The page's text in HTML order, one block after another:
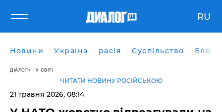
RU
Новини Україна расія Суспільство Блоги
ДІАЛОГ У СВІТІ
ЧИТАТИ НОВИНУ РОСІЙСЬКОЮ
21 травня 2026, 08:14